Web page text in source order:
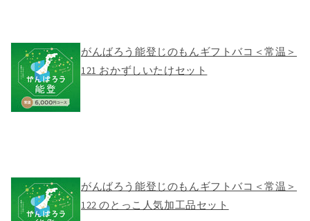
がんばろう能登じのもんギフトバコ＜常温＞
121 おかずしいたけセット
がんばろう能登じのもんギフトバコ＜常温＞
122 のとっこ人気加工品セット